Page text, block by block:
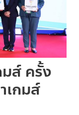
ส์ ครั้ง
เกมส์